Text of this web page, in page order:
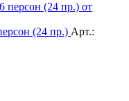
(24 пр.) Арт.: